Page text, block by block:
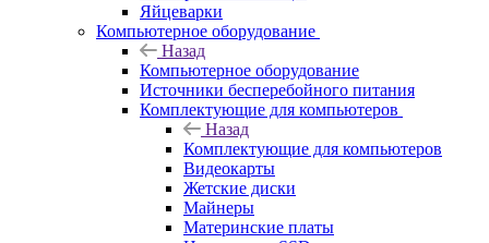
Яйцеварки
Компьютерное оборудование
Назад
Компьютерное оборудование
Источники бесперебойного питания
Комплектующие для компьютеров
Назад
Комплектующие для компьютеров
Видеокарты
Жетские диски
Майнеры
Материнские платы